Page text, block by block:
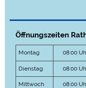
Öffnungszeiten
Montag 08:00
Dienstag 08:00
Mittwoch 08:00